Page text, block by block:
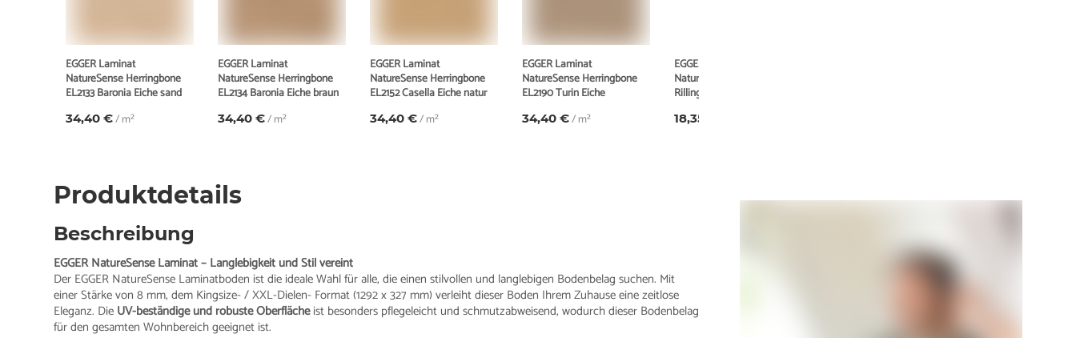
EGGER Laminat
NatureSense Herringbone
EL2133 Baronia Eiche sand
34,40 €/ m²
EGGER Laminat
NatureSense Herringbone
EL2134 Baronia Eiche braun
34,40 €/ m²
EGGER Laminat
NatureSense Herringbone
EL2152 Casella Eiche natur
34,40 €/ m²
EGGER Laminat
NatureSense Herringbone
EL2190 Turin Eiche
34,40 €/ m²
EGGER Laminat
NatureSense EL203F
Rillington Eiche dunkel
18,35 €
Produktdetails
Beschreibung
EGGER NatureSense Laminat – Langlebigkeit und Stil vereint
Der EGGER NatureSense Laminatboden ist die ideale Wahl für alle, die einen stilvollen und langlebigen Bodenbelag suchen. Mit
einer Stärke von 8 mm, dem Kingsize- / XXL-Dielen- Format (1292 x 327 mm) verleiht dieser Boden Ihrem Zuhause eine zeitlose
Eleganz. Die UV-beständige und robuste Oberflächeist besonders pflegeleicht und schmutzabweisend, wodurch dieser Bodenbelag
für den gesamten Wohnbereich geeignet ist.